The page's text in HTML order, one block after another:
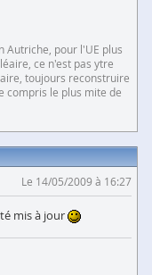
Autriche, pour l'UE plus
ce n'est pas ytre
toujours reconstruire
compris le plus mite de
Le 14/05/2009 à 16:27
mis à jour